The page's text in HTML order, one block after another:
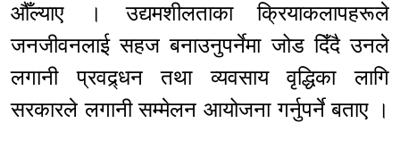
औँल्याए । उद्यमशीलताका क्रियाकलापहरूले
जनजीवनलाई सहज बनाउनुपर्नेमा जोड दिँदै उनले
लगानी प्रवद्र्धन तथा व्यवसाय वृद्धिका लागि
सरकारले लगानी सम्मेलन आयोजना गर्नुपर्ने बताए ।